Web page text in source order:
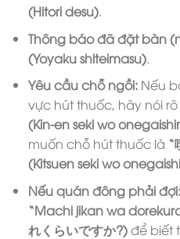
(Hitori desu).
Thông báo đã đặt bàn
(Yoyaku shiteimasu).
Yêu cầu chỗ ngồi:Nếu
vực hút thuốc, hãy nói rõ
(Kin-en seki wo
muốn chỗ hút thuốc là “
(Kitsuen seki wo
Nếu quán đông phải đợi:
“Machi jikan wa
れくらいですか?)để biết